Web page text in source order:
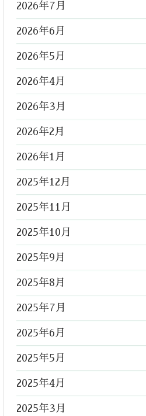
2026年7月
2026年6月
2026年5月
2026年4月
2026年3月
2026年2月
2026年1月
2025年12月
2025年11月
2025年10月
2025年9月
2025年8月
2025年7月
2025年6月
2025年5月
2025年4月
2025年3月